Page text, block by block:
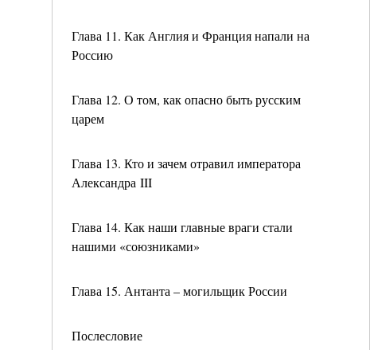
Глава 11. Как Англия и Франция напали на
Россию
Глава 12. О том, как опасно быть русским
царем
Глава 13. Кто и зачем отравил императора
Александра III
Глава 14. Как наши главные враги стали
нашими «союзниками»
Глава 15. Антанта – могильщик России
Послесловие